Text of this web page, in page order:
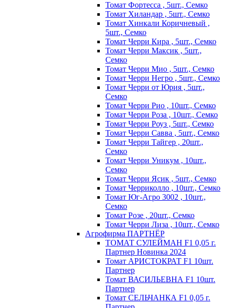
Томат Фортесса , 5шт., Семко
Томат Хиландар , 5шт., Семко
Томат Хинкали Коричневый ,
5шт., Семко
Томат Черри Кира , 5шт., Семко
Томат Черри Максик , 5шт.,
Семко
Томат Черри Мио , 5шт., Семко
Томат Черри Негро , 5шт., Семко
Томат Черри от Юрия , 5шт.,
Семко
Томат Черри Рио , 10шт., Семко
Томат Черри Роза , 10шт., Семко
Томат Черри Роуз , 5шт., Семко
Томат Черри Савва , 5шт., Семко
Томат Черри Тайгер , 20шт.,
Семко
Томат Черри Уникум , 10шт.,
Семко
Томат Черри Ясик , 5шт., Семко
Томат Черриколло , 10шт., Семко
Томат Юг-Агро 3002 , 10шт.,
Семко
Томат Розе , 20шт., Семко
Томат Черри Лиза , 10шт., Семко
Агрофирма ПАРТНЁР
ТОМАТ СУЛЕЙМАН F1 0,05 г.
Партнер Новинка 2024
Томат АРИСТОКРАТ F1 10шт.
Партнер
Томат ВАСИЛЬЕВНА F1 10шт.
Партнер
Томат СЕЛЬЧАНКА F1 0,05 г.